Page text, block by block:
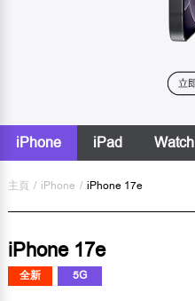
iPhone iPad Watch
主頁 / iPhone / iPhone 17e
iPhone 17e
全新 5G